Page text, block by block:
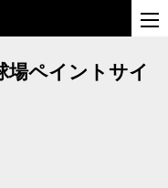
ペイントサイ